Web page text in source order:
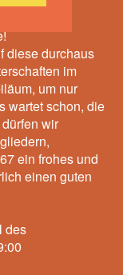
diese durchaus
im
um nur
wartet schon, die
wir
ein frohes und
einen guten
des